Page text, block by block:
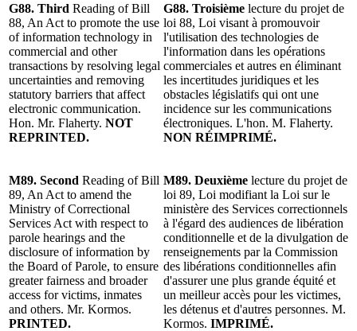
G88. Third Reading of Bill
88, An Act to promote the use
of information technology in
commercial and other
transactions by resolving legal
uncertainties and removing
statutory barriers that affect
electronic communication.
Hon. Mr. Flaherty. NOT
REPRINTED.
G88. Troisième lecture du projet de
loi 88, Loi visant à promouvoir
l'utilisation des technologies de
l'information dans les opérations
commerciales et autres en éliminant
les incertitudes juridiques et les
obstacles législatifs qui ont une
incidence sur les communications
électroniques. L'hon. M. Flaherty.
NON RÉIMPRIMÉ.
M89. Second Reading of Bill
89, An Act to amend the
Ministry of Correctional
Services Act with respect to
parole hearings and the
disclosure of information by
the Board of Parole, to ensure
greater fairness and broader
access for victims, inmates
and others. Mr. Kormos.
PRINTED.
M89. Deuxième lecture du projet de
loi 89, Loi modifiant la Loi sur le
ministère des Services correctionnels
à l'égard des audiences de libération
conditionnelle et de la divulgation de
renseignements par la Commission
des libérations conditionnelles afin
d'assurer une plus grande équité et
un meilleur accès pour les victimes,
les détenus et d'autres personnes. M.
Kormos. IMPRIMÉ.